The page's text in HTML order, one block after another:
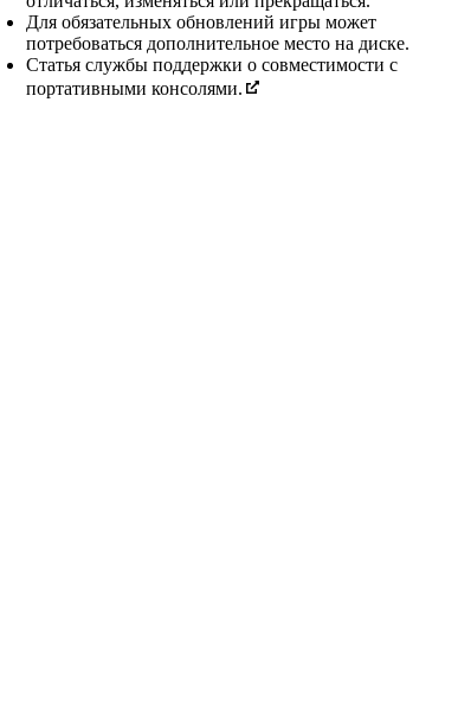
Для обязательных обновлений игры может
потребоваться дополнительное место на диске.
Статья службы поддержки о совместимости с
портативными консолями.